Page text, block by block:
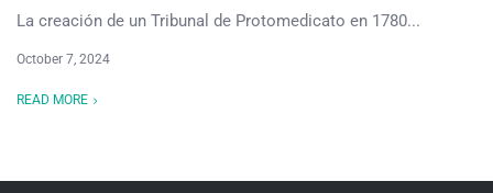
La creación de un Tribunal de Protomedicato en 1780...
October 7, 2024
READ MORE